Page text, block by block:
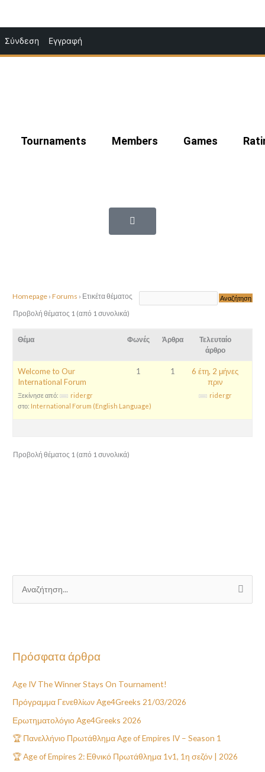
Σύνδεση Εγγραφή
στο
περιεχόμενο
Tournaments Members Games
Homepage › Forums › Ετικέτα θέματος
Προβολή θέματος 1 (από 1 συνολικά)
Θέμα Φωνές Άρθρα
Τελευταίο
άρθρο
Welcome to Our
International Forum
Ξεκίνησε από:
ridergr
στο: International Forum (English Language)
1 1
6 έτη, 2 μήνες
πριν
ridergr
Προβολή θέματος 1 (από 1 συνολικά)
ή
η
σ
η
γ
ι
Πρόσφατα άρθρα
Age IV The Winner Stays On Tournament!
Πρόγραμμα Γενεθλίων Age4Greeks 21/03/2026
Ερωτηματολόγιο Age4Greeks 2026
🏆 Πανελλήνιο Πρωτάθλημα Age of Empires IV – Season 1
🏆 Age of Empires 2: Εθνικό Πρωτάθλημα 1v1, 1η σεζόν | 2026